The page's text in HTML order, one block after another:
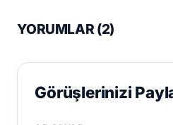
YORUMLAR (2)
Görüşlerinizi